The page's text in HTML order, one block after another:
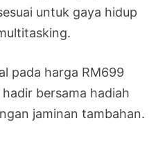
untuk gaya hidup
pada harga RM699
bersama hadiah
jaminan tambahan.